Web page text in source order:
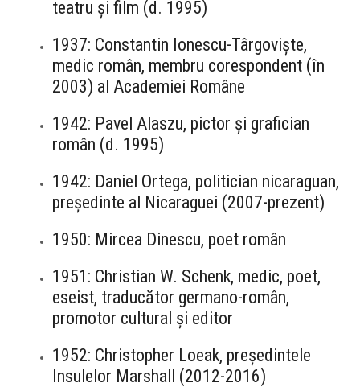
teatru și film (d. 1995)
1937: Constantin Ionescu-Târgoviște,
medic român, membru corespondent (în
2003) al Academiei Române
1942: Pavel Alaszu, pictor și grafician
român (d. 1995)
1942: Daniel Ortega, politician nicaraguan,
președinte al Nicaraguei (2007-prezent)
1950: Mircea Dinescu, poet român
1951: Christian W. Schenk, medic, poet,
eseist, traducător germano-român,
promotor cultural și editor
1952: Christopher Loeak, președintele
Insulelor Marshall (2012-2016)